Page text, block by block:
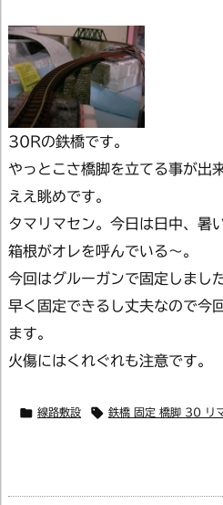
30Rの鉄橋です。
やっとこさ橋脚を立てる事が出
ええ眺めです。
タマリマセン。今日は日中、暑
箱根がオレを呼んでいる～。
今回はグルーガンで固定しました
早く固定できるし丈夫なので今
ます。
火傷にはくれぐれも注意です。
 線路敷設  鉄橋 固定 橋脚 30 リ